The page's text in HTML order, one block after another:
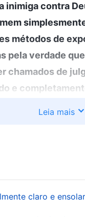
contra
métodos de
pela verdade
chamados de
e
que lhe são
de revelar a
Leia mais
claro e